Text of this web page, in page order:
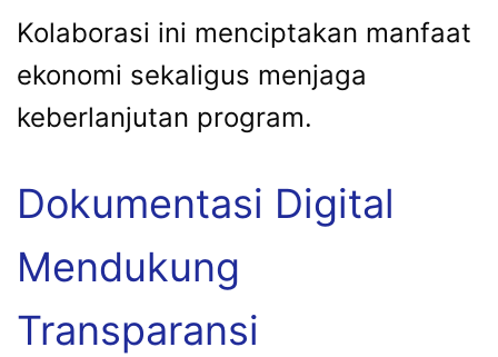
Kolaborasi ini menciptakan manfaat
ekonomi sekaligus menjaga
keberlanjutan program.
Dokumentasi Digital
Mendukung
Transparansi